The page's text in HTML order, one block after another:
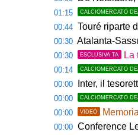
01:15 CALCIOMERCATO
00:44 Touré riparte
00:30 Atalanta-
00:30 ESCLUSIVA TA La
00:14 CALCIOMERCATO
00:00 Inter, il
00:00 CALCIOMERCATO
00:00 VIDEO Memorial
00:00 Conference